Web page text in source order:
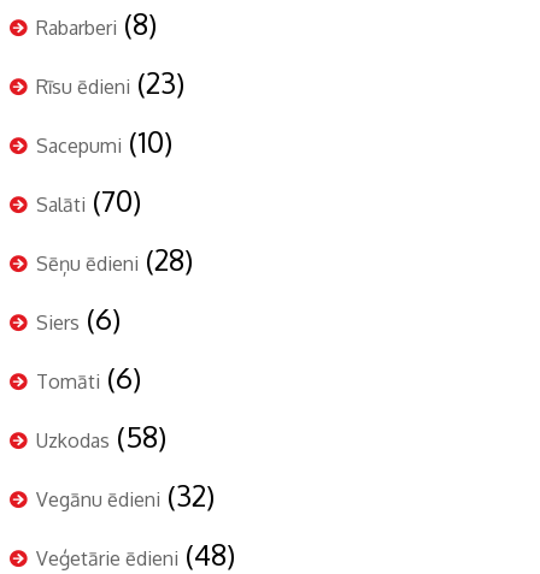
Rabarberi (8)
Rīsu ēdieni (23)
Sacepumi (10)
Salāti (70)
Sēņu ēdieni (28)
Siers (6)
Tomāti (6)
Uzkodas (58)
Vegānu ēdieni (32)
Veģetārie ēdieni (48)